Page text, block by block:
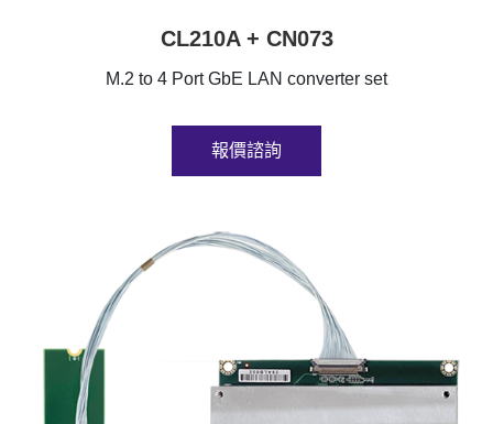
CL210A + CN073
M.2 to 4 Port GbE LAN converter set
報價諮詢